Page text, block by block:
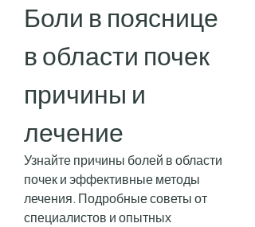
Боли в пояснице
в области почек
причины и
лечение
Узнайте причины болей в области
почек и эффективные методы
лечения. Подробные советы от
специалистов и опытных